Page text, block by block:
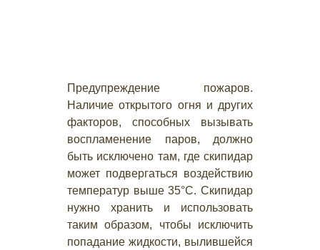
Предупреждение пожаров.
Наличие открытого огня и других
факторов, способных вызывать
воспламенение паров, должно
быть исключено там, где скипидар
может подвергаться воздействию
температур выше 35°С. Скипидар
нужно хранить и использовать
таким образом, чтобы исключить
попадание жидкости, вылившейся